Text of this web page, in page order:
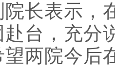
长表示，
赴台，充分
望两院今后